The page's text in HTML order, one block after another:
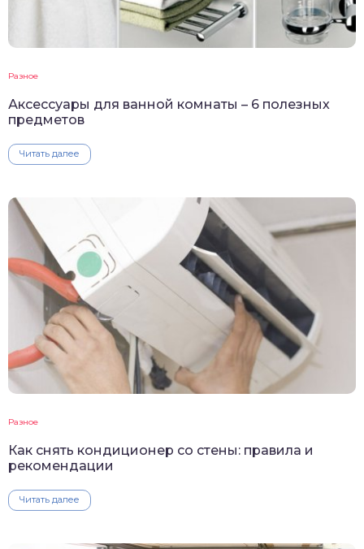
Разное
Аксессуары для ванной комнаты – 6 полезных
предметов
Читать далее
Разное
Как снять кондиционер со стены: правила и
рекомендации
Читать далее